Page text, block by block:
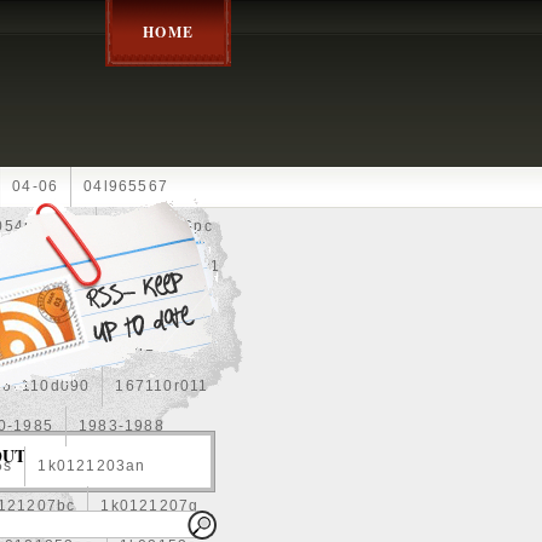
HOME
04-06 04l965567
10pc
13-2269 1330c1
1355d300185
15pcs 160400r160
167110r011
1985 1983-1988
1k0121203an
1k0121207g